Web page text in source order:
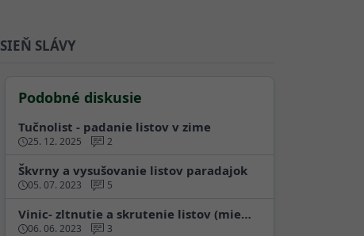
SIEŇ SLÁVY
Podobné diskusie
Tučnolist - padanie listov v zime
25. 12. 2025 2
Škvrny a vysušovanie listov paradajok
05. 07. 2023 5
Vinic- zltnutie a skrutenie listov (mie…
06. 06. 2023 3